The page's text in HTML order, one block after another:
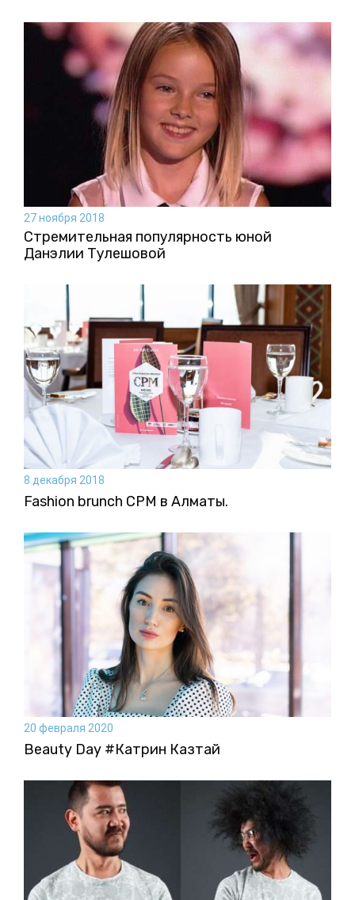
27 ноября 2018
Стремительная популярность юной
Данэлии Тулешовой
8 декабря 2018
Fashion brunch CPM в Алматы.
20 февраля 2020
Beauty Day #Катрин Казтай